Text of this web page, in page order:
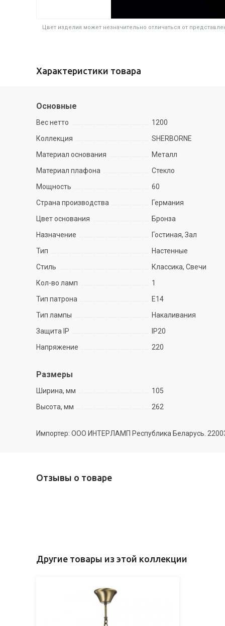
Цвет изделия может незначительно отличаться от
Характеристики товара
Основные
Вес нетто
1200
Коллекция
SHERBORNE
Материал основания
Металл
Материал плафона
Стекло
Мощность
60
Страна производства
Германия
Цвет основания
Бронза
Назначение
Гостиная, Зал
Тип
Настенные
Стиль
Классика, Свечи
Кол-во ламп
1
Тип патрона
E14
Тип лампы
Накаливания
Защита IP
IP20
Напряжение
220
Размеры
Ширина, мм
105
Высота, мм
262
Импортер: ООО ИНТЕРЛАМП Республика Беларусь.
Отзывы о товаре
Другие товары из этой коллекции